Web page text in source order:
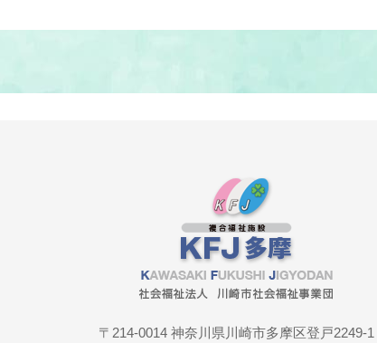
〒214-0014 神奈川県川崎市多摩区登戸2249-1